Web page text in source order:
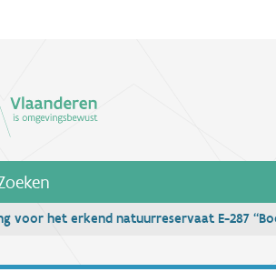
voor het erkend natuurreservaat E-287